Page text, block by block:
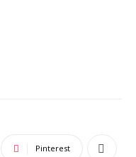
Pinterest